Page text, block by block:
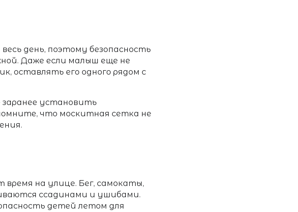
день, поэтому безопасность
Даже если малыш еще не
оставлять его одного рядом с
заранее установить
что москитная сетка не
на улице. Бег, самокаты,
ссадинами и ушибами.
детей летом для